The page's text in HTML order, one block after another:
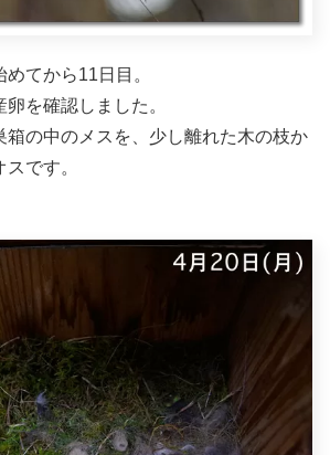
てから11日目。
を確認しました。
箱の中のメスを、少し離れた木の枝か
です。